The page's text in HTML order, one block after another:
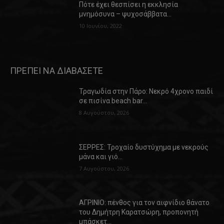
Πότε έχει θεσπίσει η εκκλησία
μνημόσυνα – ψυχοσάββατα…
10 Ιουνίου, 2022
ΠΡΕΠΕΙ ΝΑ ΔΙΑΒΑΣΕΤΕ
Τραγωδία στην Πάρο: Νεκρό 4χρονο παιδί
σε πισίνα beach bar…
8 Αυγούστου, 2026
ΣΕΡΡΕΣ: Τροχαίο δυστύχημα με νεκρούς
μάνα και γιό…
7 Αυγούστου, 2026
ΑΓΡΙΝΙΟ: πένθος για τον αιφνίδιο θάνατο
του Δημήτρη Καρατσώρη, προπονητή
μπάσκετ…